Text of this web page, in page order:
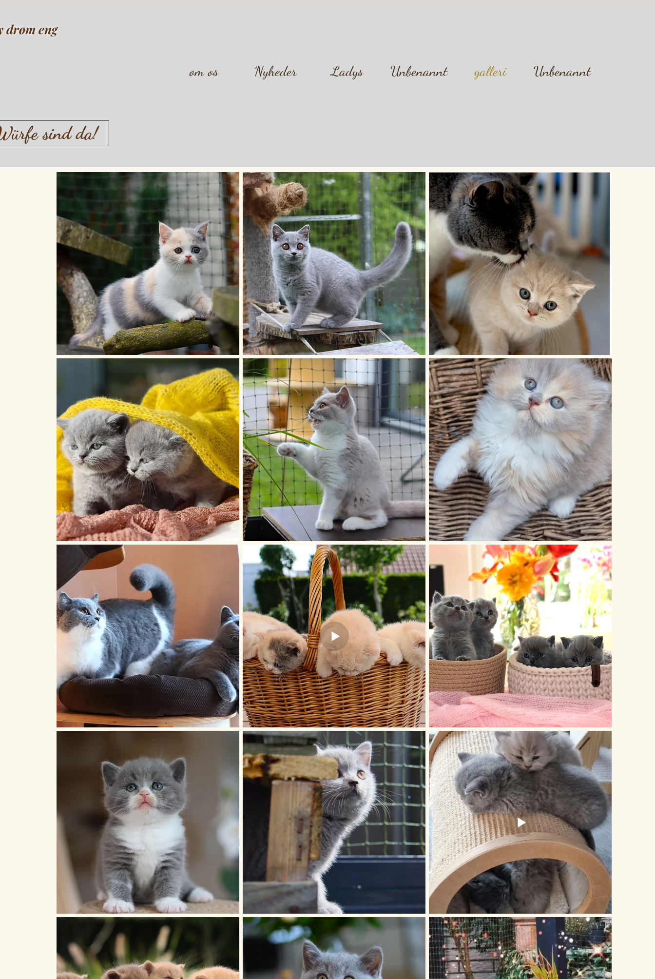
drøm eng
sind da!
om os Nyheder Ladys Unbenannt galleri Unbenannt